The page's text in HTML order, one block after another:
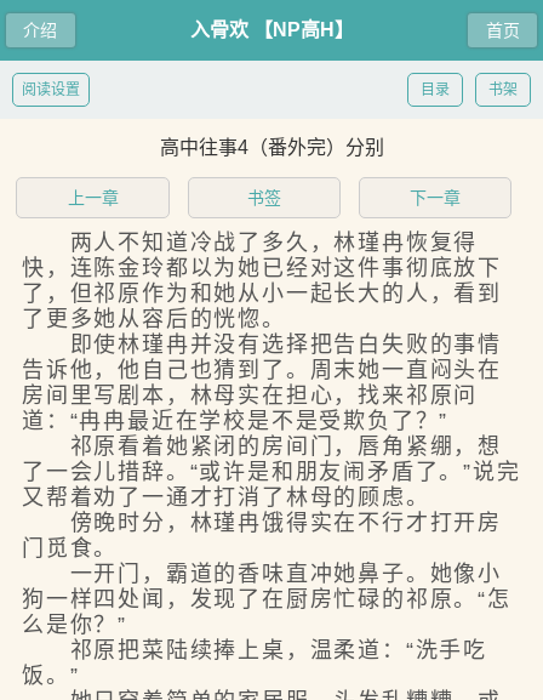
介绍 首页
入骨欢 【NP高H】
书架
目录
阅读设置
高中往事4（番外完）分别
上一章 书签 下一章
两人不知道冷战了多久，林瑾冉恢复得
快，连陈金玲都以为她已经对这件事彻底放下
了，但祁原作为和她从小一起长大的人，看到
了更多她从容后的恍惚。
即使林瑾冉并没有选择把告白失败的事情
告诉他，他自己也猜到了。周末她一直闷头在
房间里写剧本，林母实在担心，找来祁原问
道：“冉冉最近在学校是不是受欺负了？”
祁原看着她紧闭的房间门，唇角紧绷，想
了一会儿措辞。“或许是和朋友闹矛盾了。”说完
又帮着劝了一通才打消了林母的顾虑。
傍晚时分，林瑾冉饿得实在不行才打开房
门觅食。
一开门，霸道的香味直冲她鼻子。她像小
狗一样四处闻，发现了在厨房忙碌的祁原。“怎
么是你？”
祁原把菜陆续捧上桌，温柔道：“洗手吃
饭。”